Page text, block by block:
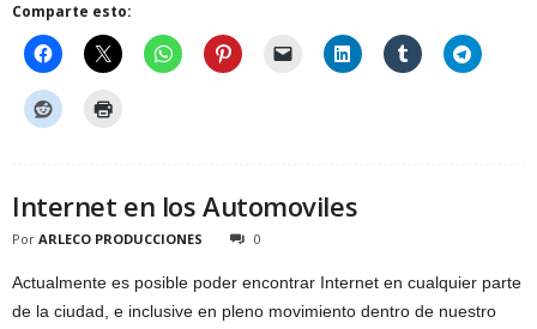
Comparte esto:
Internet en los Automoviles
Por ARLECO PRODUCCIONES 0
Actualmente es posible poder encontrar Internet en cualquier parte
de la ciudad, e inclusive en pleno movimiento dentro de nuestro